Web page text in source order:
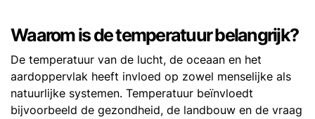
Waarom is de temperatuur belangrijk?
De temperatuur van de lucht, de oceaan en het
aardoppervlak heeft invloed op zowel menselijke als
natuurlijke systemen. Temperatuur beïnvloedt
bijvoorbeeld de gezondheid, de landbouw en de vraag